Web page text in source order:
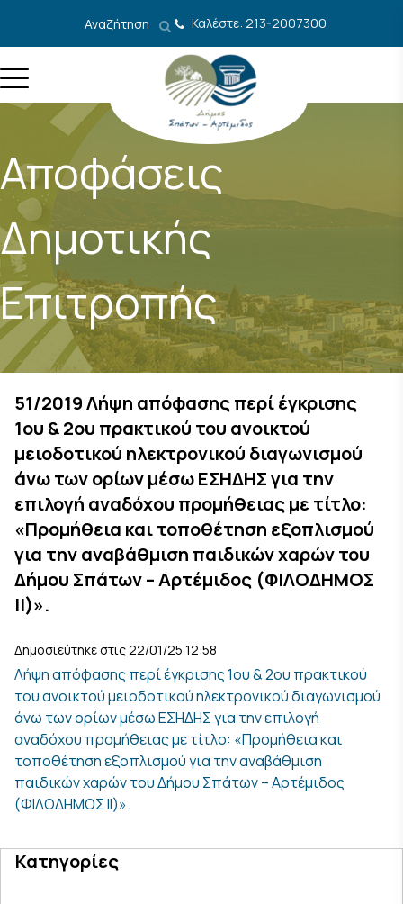
Αναζήτηση Καλέστε: 213-2007300
Αποφάσεις
Δημοτικής
Επιτροπής
51/2019 Λήψη απόφασης περί έγκρισης
1ου & 2ου πρακτικού του ανοικτού
μειοδοτικού ηλεκτρονικού διαγωνισμού
άνω των ορίων μέσω ΕΣΗΔΗΣ για την
επιλογή αναδόχου προμήθειας με τίτλο:
«Προμήθεια και τοποθέτηση εξοπλισμού
για την αναβάθμιση παιδικών χαρών του
Δήμου Σπάτων – Αρτέμιδος (ΦΙΛΟΔΗΜΟΣ
ΙΙ)».
Δημοσιεύτηκε στις 22/01/25 12:58
Λήψη απόφασης περί έγκρισης 1ου & 2ου πρακτικού
του ανοικτού μειοδοτικού ηλεκτρονικού διαγωνισμού
άνω των ορίων μέσω ΕΣΗΔΗΣ για την επιλογή
αναδόχου προμήθειας με τίτλο: «Προμήθεια και
τοποθέτηση εξοπλισμού για την αναβάθμιση
παιδικών χαρών του Δήμου Σπάτων – Αρτέμιδος
(ΦΙΛΟΔΗΜΟΣ ΙΙ)».
Κατηγορίες